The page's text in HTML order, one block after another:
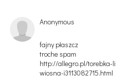
Anonymous
fajny płaszcz
troche spam
http://allegro.pl/torebka-
wiosna-i3113082715.html